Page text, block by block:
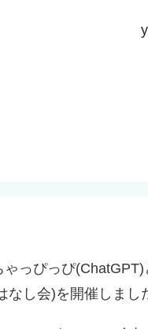
ゃっぴっぴ(ChatGPT)
なし会)を開催しまし